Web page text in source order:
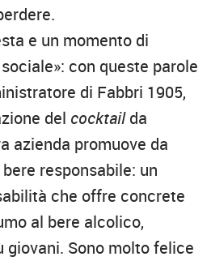
e un momento di
con queste parole
di Fabbri 1905,
del cocktailda
azienda promuove da
responsabile: un
che offre concrete
al bere alcolico,
Sono molto felice